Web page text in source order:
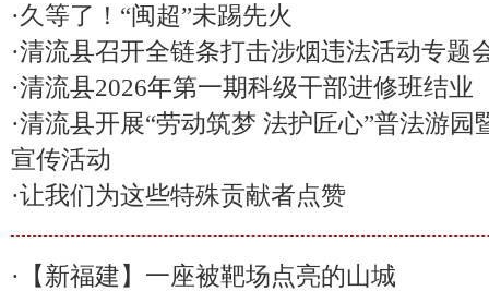
·久等了！“闽超”未踢先火
·清流县召开全链条打击涉烟违法活动专题
·清流县2026年第一期科级干部进修班结业
·清流县开展“劳动筑梦 法护匠心”普法游园
宣传活动
·让我们为这些特殊贡献者点赞
· 【新福建】一座被靶场点亮的山城